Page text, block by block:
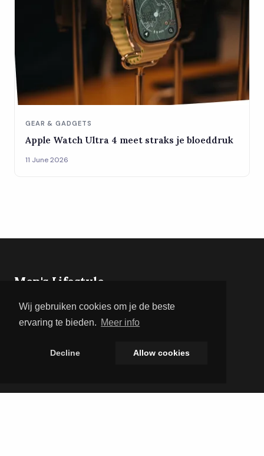
Wij gebruiken cookies om je de beste
ervaring te bieden. Meer info
Decline Allow cookies
GEAR & GADGETS
Apple Watch Ultra 4 meet straks je bloeddruk
11 June 2026
Men's Lifestyle
Men's Lifestyle brengt het beste uit de
mannenwereld samen. Lees over gadgets,